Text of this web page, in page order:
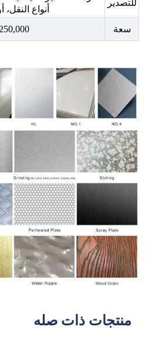
للتصدير
أنواع
سعة
250,000 طن/سنة
منتجات ذات صله